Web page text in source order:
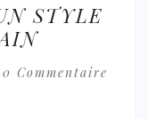
STYLE
Commentaires
0 Commentaire